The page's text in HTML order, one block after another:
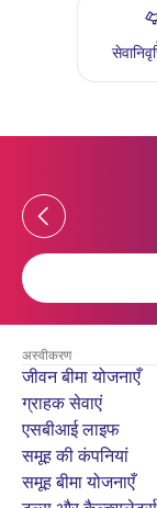
Previous
अस्वीकरण
जीवन बीमा योजनाएँ
ग्राहक सेवाएं
एसबीआई लाइफ
समूह की कंपनियां
समूह बीमा योजनाएँ